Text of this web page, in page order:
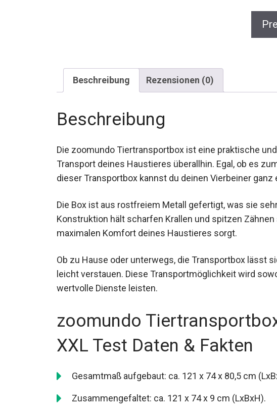
Beschreibung Rezensionen (0)
Beschreibung
Die zoomundo Tiertransportbox ist eine praktische
Transport deines Haustieres überallhin. Egal, ob es
dieser Transportbox kannst du deinen Vierbeiner
Die Box ist aus rostfreiem Metall gefertigt, was sie
Konstruktion hält scharfen Krallen und spitzen
maximalen Komfort deines Haustieres sorgt.
Ob zu Hause oder unterwegs, die Transportbox lässt
leicht verstauen. Diese Transportmöglichkeit wird
wertvolle Dienste leisten.
zoomundo
XXL Test Daten & Fakten
Gesamtmaß aufgebaut: ca. 121 x 74 x 80,5 cm
Zusammengefaltet: ca. 121 x 74 x 9 cm (LxBxH).